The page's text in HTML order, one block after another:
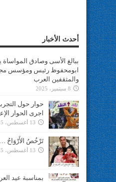
أحدث الأخبار
ببالغ الأسى وصادق
ابومحفوظ رئيس ومؤسس
والمثقفين العرب
8 سبتمبر، 2025
حوار حول
اجرى الحوار
13 أغسطس، 2025
تَرْخُصُ الأَرْوَاحُ
13 أغسطس، 2025
بمناسبة عيد